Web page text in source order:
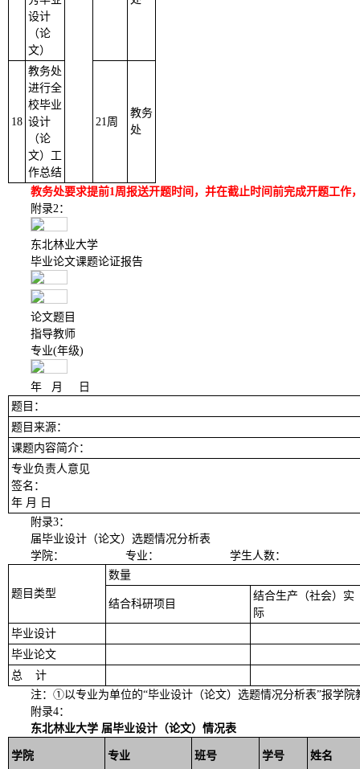
设计
（论
文）
18
教务处
进行全
校毕业
设计
（论
文）工
作总结
21周
教务
处
教务处要求提前1周报送开题时间，并在截止时间前完成开题工作
附录2：
东北林业大学
毕业论文课题论证报告
论文题目
指导教师
专业(年级)
年 月
日
题目 ：
题目来源 ：
课题内容简介：
专业负责人意见
签名：
年 月
日
附录3：
届毕业设计（论文）选题情况分析表
学院：
专业： 学生人数：
题目类型
数量
结合科研项目
结合生产（社会）实
际
毕业设计
毕业论文
总 计
注： ①以专业为单位的“毕业设计（论文）选题情况分析表”报学
附录4：
东北林业大学 届毕业设计 （论文） 情况表
学院 专业 班号 学号 姓名